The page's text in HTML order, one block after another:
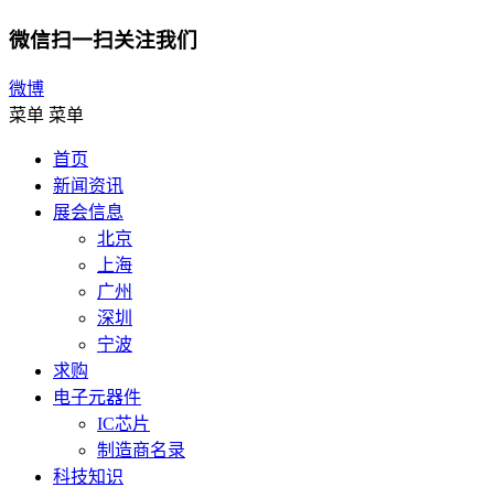
微信扫一扫关注我们
微博
菜单 菜单
首页
新闻资讯
展会信息
北京
上海
广州
深圳
宁波
求购
电子元器件
IC芯片
制造商名录
科技知识